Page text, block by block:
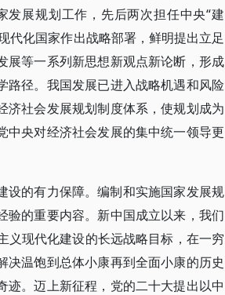
展规划工作，先后两次担任中央“建
代化国家作出战略部署，鲜明提出立足
展等一系列新思想新观点新论断，形成
路径。我国发展已进入战略机遇和风险
济社会发展规划制度体系，使规划成为
中央对经济社会发展的集中统一领导更
设的有力保障。编制和实施国家发展规
验的重要内容。新中国成立以来，我们
义现代化建设的长远战略目标，在一穷
温饱到总体小康再到全面小康的历史
。迈上新征程，党的二十大提出以中